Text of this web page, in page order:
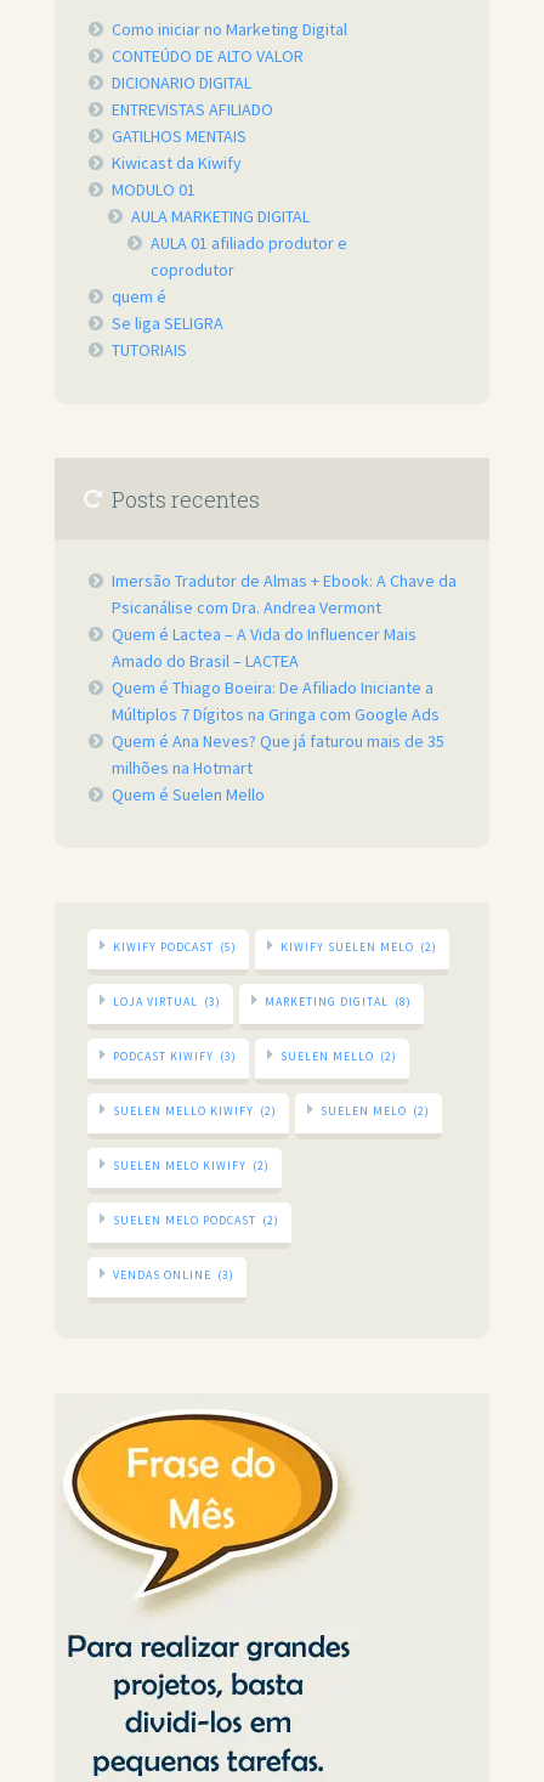
Como iniciar no Marketing Digital
CONTEÚDO DE ALTO VALOR
DICIONARIO DIGITAL
ENTREVISTAS AFILIADO
GATILHOS MENTAIS
Kiwicast da Kiwify
MODULO 01
AULA MARKETING DIGITAL
AULA 01 afiliado produtor e
coprodutor
quem é
Se liga SELIGRA
TUTORIAIS
Posts recentes
Imersão Tradutor de Almas + Ebook: A Chave da
Psicanálise com Dra. Andrea Vermont
Quem é Lactea – A Vida do Influencer Mais
Amado do Brasil – LACTEA
Quem é Thiago Boeira: De Afiliado Iniciante a
Múltiplos 7 Dígitos na Gringa com Google Ads
Quem é Ana Neves? Que já faturou mais de 35
milhões na Hotmart
Quem é Suelen Mello
KIWIFY PODCAST (5) KIWIFY SUELEN MELO (2)
LOJA VIRTUAL (3) MARKETING DIGITAL (8)
PODCAST KIWIFY (3) SUELEN MELLO (2)
SUELEN MELLO KIWIFY (2) SUELEN MELO (2)
SUELEN MELO KIWIFY (2)
SUELEN MELO PODCAST (2)
VENDAS ONLINE (3)